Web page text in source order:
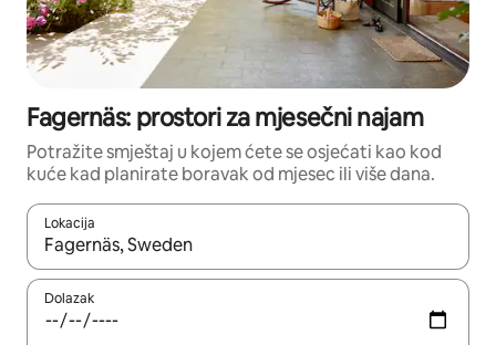
Fagernäs: prostori za mjesečni najam
Potražite smještaj u kojem ćete se osjećati kao kod
kuće kad planirate boravak od mjesec ili više dana.
Lokacija
Kada budu dostupni rezultati, moći ćete ih pregledati
Dolazak